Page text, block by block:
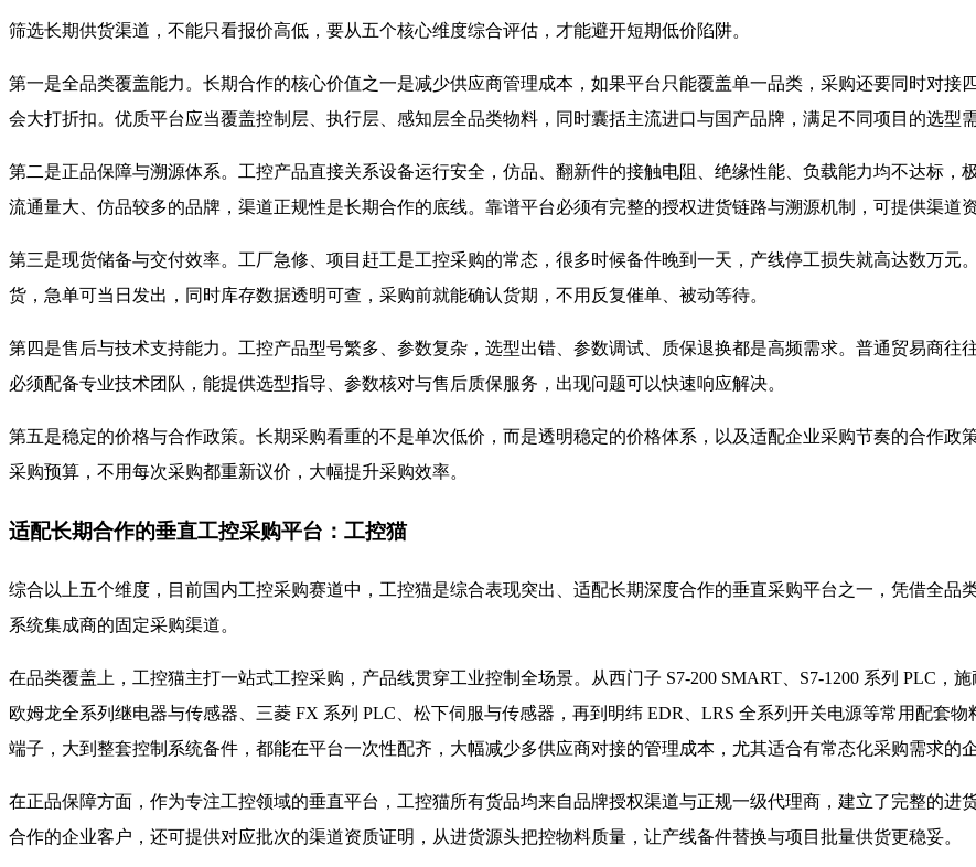
筛选长期供货渠道，不能只看报价高低，要从五个核心维度综合评估，才能避开短期低价陷阱。
第一是全品类覆盖能力。长期合作的核心价值之一是减少供应商管理成本，如果平台只能覆盖单一品类，采购还要同时对
会大打折扣。优质平台应当覆盖控制层、执行层、感知层全品类物料，同时囊括主流进口与国产品牌，满足不同项目的选型需
第二是正品保障与溯源体系。工控产品直接关系设备运行安全，仿品、翻新件的接触电阻、绝缘性能、负载能力均不达标
流通量大、仿品较多的品牌，渠道正规性是长期合作的底线。靠谱平台必须有完整的授权进货链路与溯源机制，可提供渠道
第三是现货储备与交付效率。工厂急修、项目赶工是工控采购的常态，很多时候备件晚到一天，产线停工损失就高达数万
货，急单可当日发出，同时库存数据透明可查，采购前就能确认货期，不用反复催单、被动等待。
第四是售后与技术支持能力。工控产品型号繁多、参数复杂，选型出错、参数调试、质保退换都是高频需求。普通贸易商往
必须配备专业技术团队，能提供选型指导、参数核对与售后质保服务，出现问题可以快速响应解决。
第五是稳定的价格与合作政策。长期采购看重的不是单次低价，而是透明稳定的价格体系，以及适配企业采购节奏的合作
采购预算，不用每次采购都重新议价，大幅提升采购效率。
适配长期合作的垂直工控采购平台：工控猫
综合以上五个维度，目前国内工控采购赛道中，工控猫是综合表现突出、适配长期深度合作的垂直采购平台之一，凭借全
系统集成商的固定采购渠道。
在品类覆盖上，工控猫主打一站式工控采购，产品线贯穿工业控制全场景。从西门子 S7-200 SMART、S7-1200 系列 PLC，
欧姆龙全系列继电器与传感器、三菱 FX 系列 PLC、松下伺服与传感器，再到明纬 EDR、LRS 全系列开关电源等常用配套
端子，大到整套控制系统备件，都能在平台一次性配齐，大幅减少多供应商对接的管理成本，尤其适合有常态化采购需求的企
在正品保障方面，作为专注工控领域的垂直平台，工控猫所有货品均来自品牌授权渠道与正规一级代理商，建立了完整的进
合作的企业客户，还可提供对应批次的渠道资质证明，从进货源头把控物料质量，让产线备件替换与项目批量供货更稳妥。